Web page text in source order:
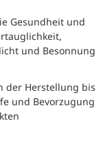
Gesundheit und
und Besonnung
der Herstellung bis
und Bevorzugung